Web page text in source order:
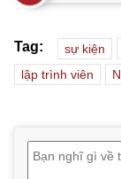
Tag: sự kiện
lập trình viên